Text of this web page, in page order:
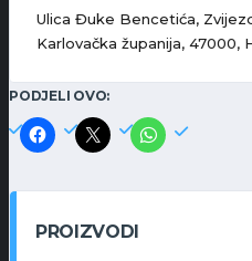
Ulica Đuke Bencetića,
Karlovačka županija, 47000,
PODJELI OVO:
PROIZVODI